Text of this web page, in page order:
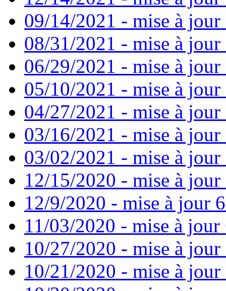
09/14/2021 - mise à jour
08/31/2021 - mise à jour
06/29/2021 - mise à jour
05/10/2021 - mise à jour
04/27/2021 - mise à jour
03/16/2021 - mise à jour
03/02/2021 - mise à jour
12/15/2020 - mise à jour
12/9/2020 - mise à jour
11/03/2020 - mise à jour
10/27/2020 - mise à jour
10/21/2020 - mise à jour